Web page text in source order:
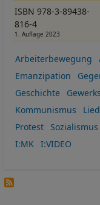
ISBN 978-3-89438-
816-4
1. Auflage 2023
Arbeiterbewegung
Emanzipation
Geschichte
Kommunismus
Protest
Sozialismus
I:MK
I:VIDEO